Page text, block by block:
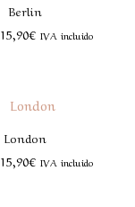
Berlin
15,90€ IVA incluido
London
15,90€ IVA incluido